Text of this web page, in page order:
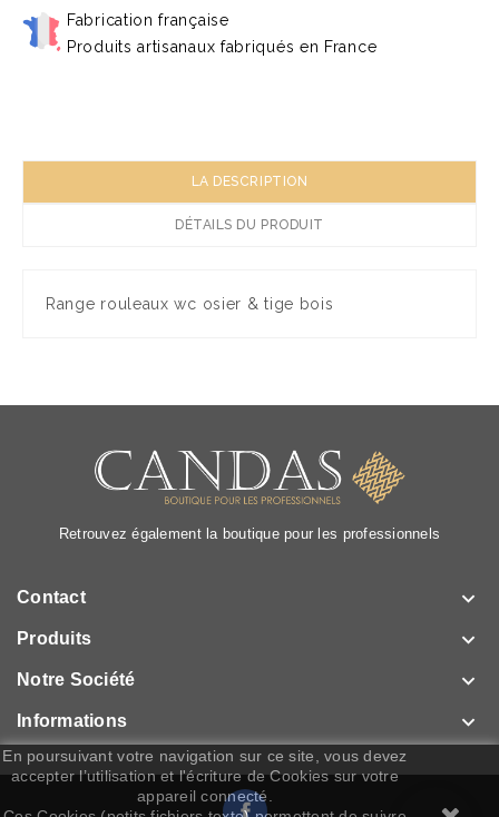
Fabrication française
Produits artisanaux fabriqués en France
LA DESCRIPTION
DÉTAILS DU PRODUIT
Range rouleaux wc osier & tige bois
Retrouvez également la boutique pour les professionnels
Contact 
Produits 
Notre Société 
Informations 
En poursuivant votre navigation sur ce site, vous devez
accepter l’utilisation et l'écriture de Cookies sur votre
appareil connecté.